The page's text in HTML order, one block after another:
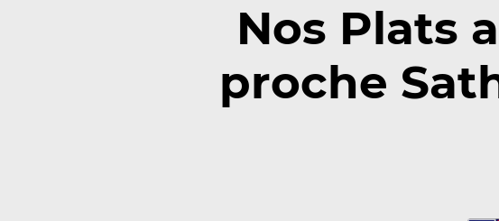
Nos Plats
proche